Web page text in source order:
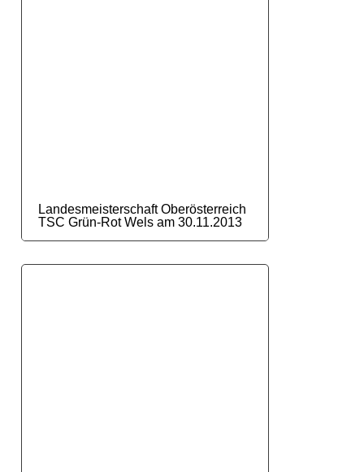
Landesmeisterschaft Oberösterreich
TSC Grün-Rot Wels am 30.11.2013